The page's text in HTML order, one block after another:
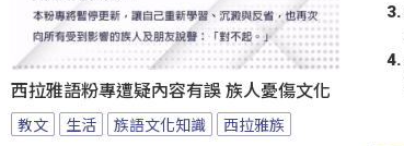
西拉雅語粉專遭疑內容有誤 族人憂傷文化
教文 生活 族語文化知識 西拉雅族